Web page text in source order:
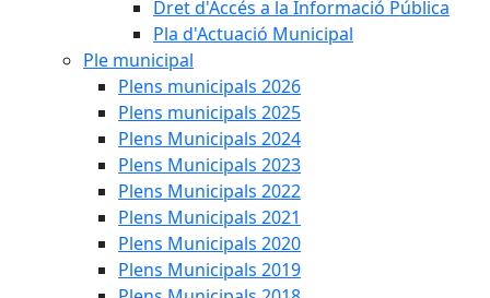
Dret d'Accés a la Informació Pública
Pla d'Actuació Municipal
Ple municipal
Plens municipals 2026
Plens municipals 2025
Plens Municipals 2024
Plens Municipals 2023
Plens Municipals 2022
Plens Municipals 2021
Plens Municipals 2020
Plens Municipals 2019